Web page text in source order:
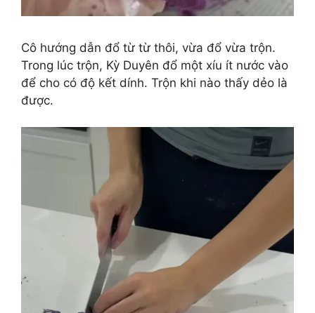
Cô hướng dẫn đổ từ từ thôi, vừa đổ vừa trộn.
Trong lúc trộn, Kỳ Duyên đổ một xíu ít nước vào
để cho có độ kết dính. Trộn khi nào thấy dẻo là
được.